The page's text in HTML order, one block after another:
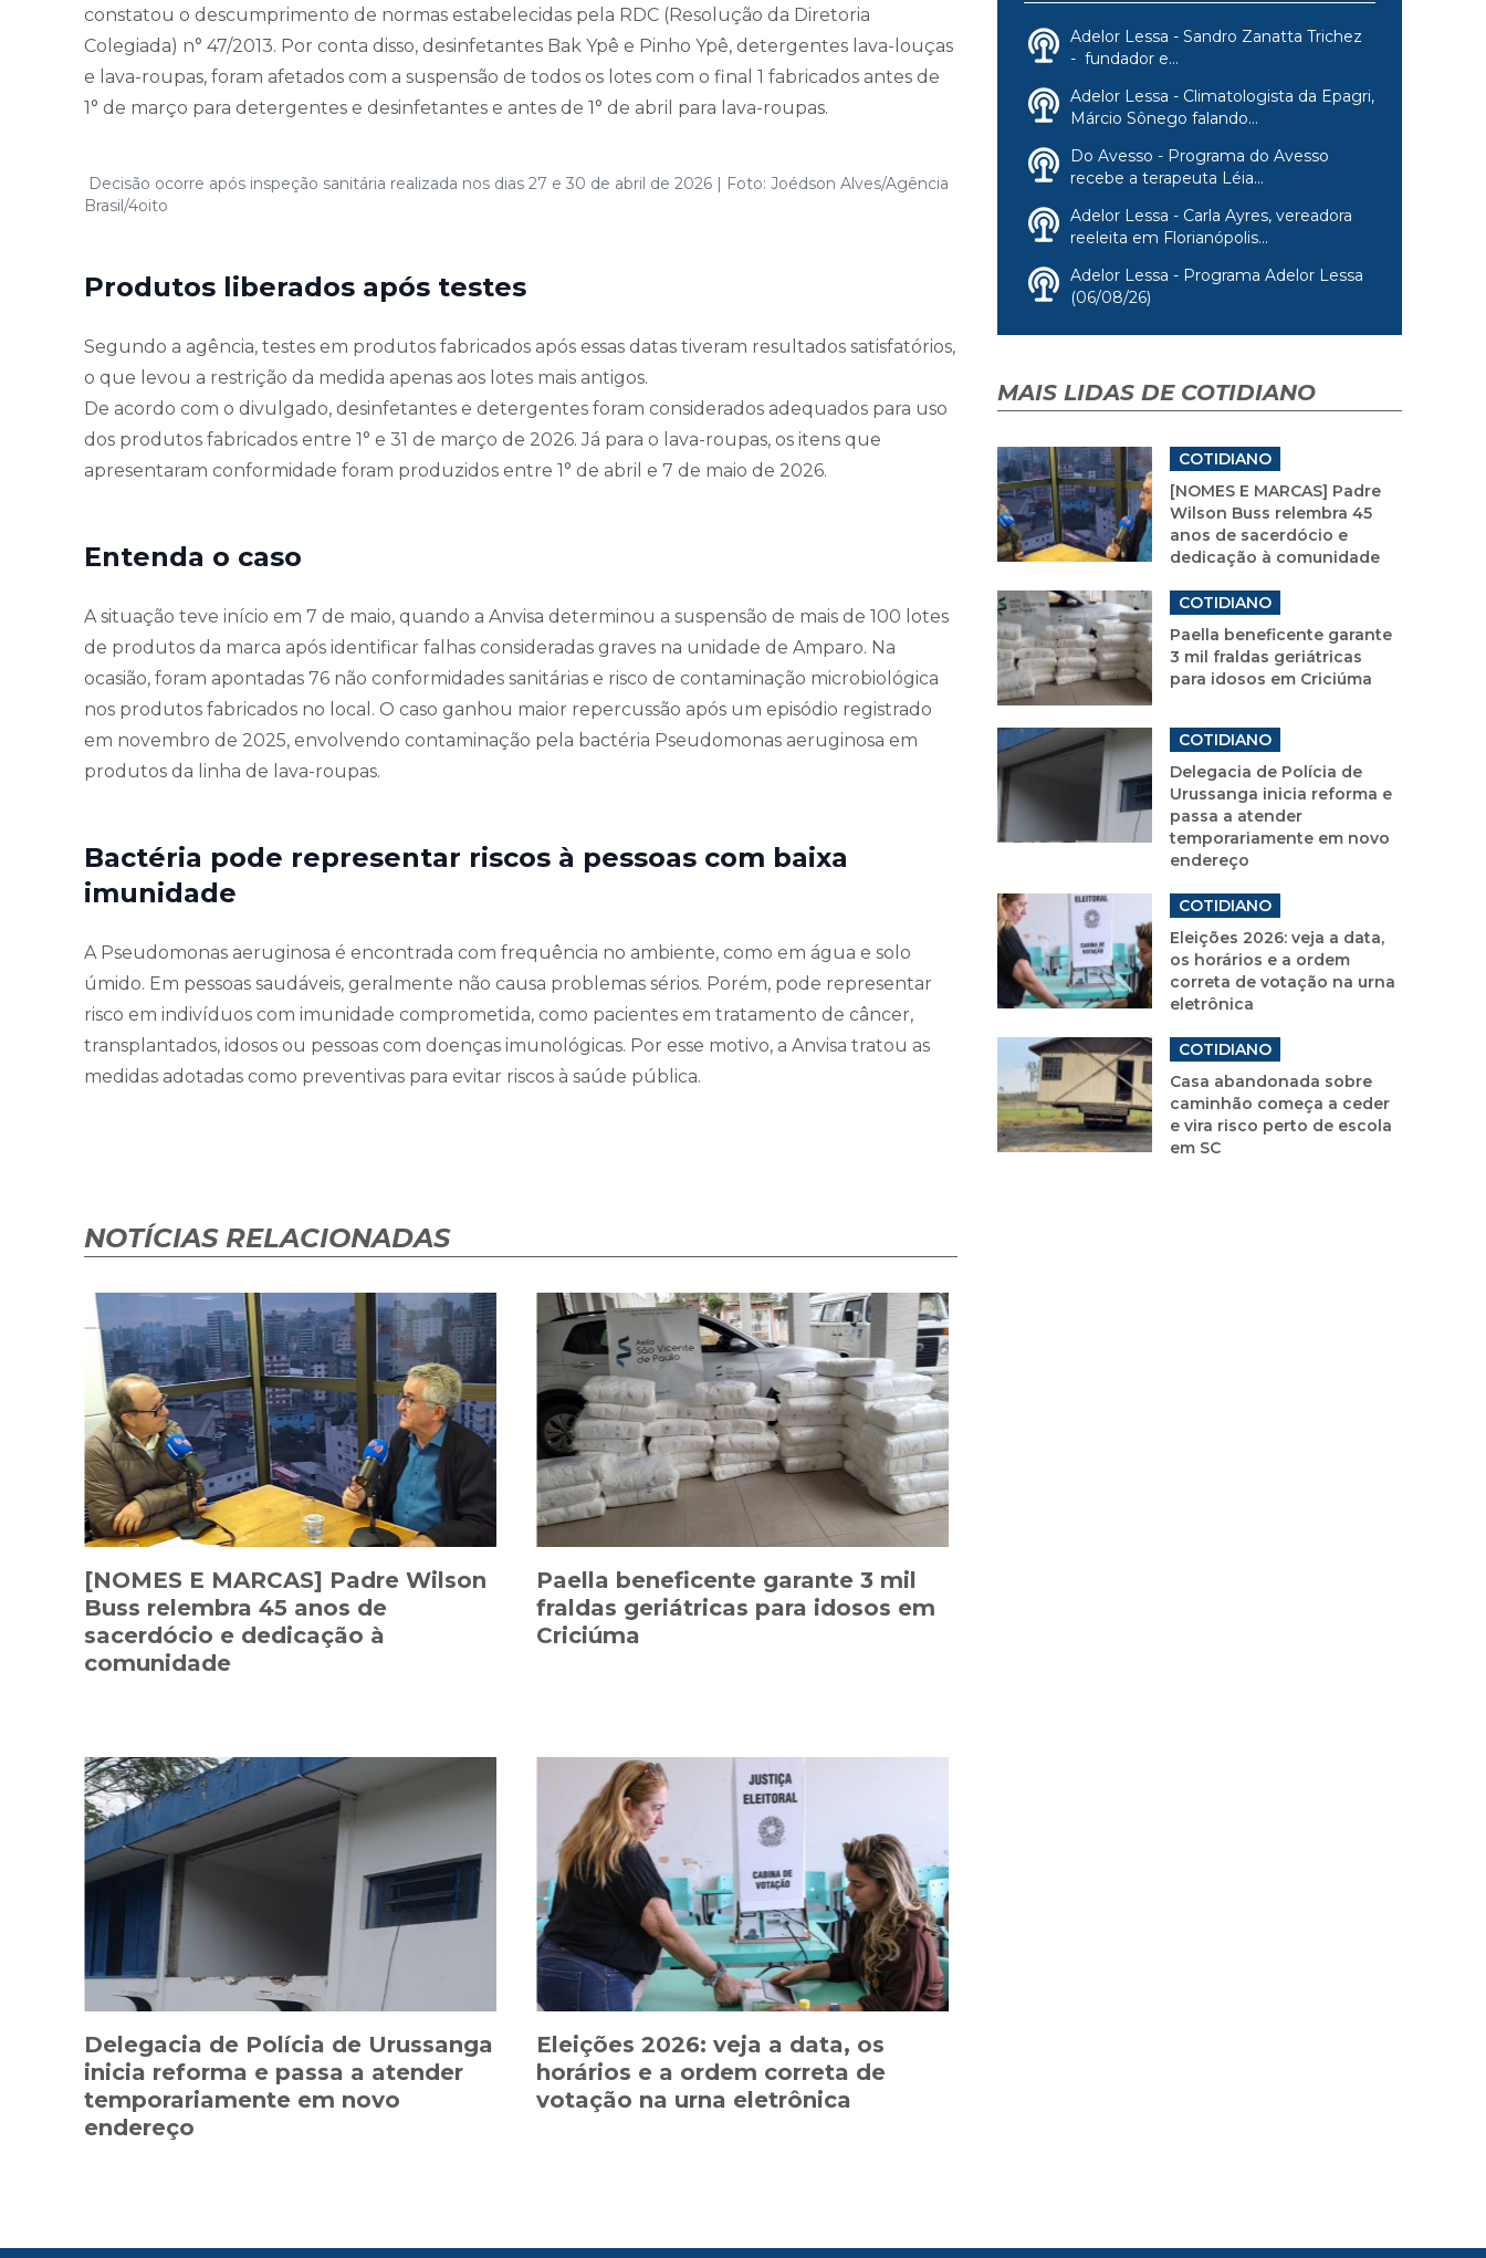
constatou o descumprimento de normas estabelecidas pela RDC (Resolução da Diretoria
Colegiada) n° 47/2013. Por conta disso, desinfetantes Bak Ypê e Pinho Ypê, detergentes lava-louças
e lava-roupas, foram afetados com a suspensão de todos os lotes com o final 1 fabricados antes de
1° de março para detergentes e desinfetantes e antes de 1° de abril para lava-roupas.
Decisão ocorre após inspeção sanitária realizada nos dias 27 e 30 de abril de 2026 | Foto: Joédson Alves/Agência
Brasil/4oito
Produtos liberados após testes
Segundo a agência, testes em produtos fabricados após essas datas tiveram resultados satisfatórios,
o que levou a restrição da medida apenas aos lotes mais antigos.
De acordo com o divulgado, desinfetantes e detergentes foram considerados adequados para uso
dos produtos fabricados entre 1° e 31 de março de 2026. Já para o lava-roupas, os itens que
apresentaram conformidade foram produzidos entre 1° de abril e 7 de maio de 2026.
Entenda o caso
A situação teve início em 7 de maio, quando a Anvisa determinou a suspensão de mais de 100 lotes
de produtos da marca após identificar falhas consideradas graves na unidade de Amparo. Na
ocasião, foram apontadas 76 não conformidades sanitárias e risco de contaminação microbiológica
nos produtos fabricados no local. O caso ganhou maior repercussão após um episódio registrado
em novembro de 2025, envolvendo contaminação pela bactéria Pseudomonas aeruginosa em
produtos da linha de lava-roupas.
Bactéria pode representar riscos à pessoas com baixa
imunidade
A Pseudomonas aeruginosa é encontrada com frequência no ambiente, como em água e solo
úmido. Em pessoas saudáveis, geralmente não causa problemas sérios. Porém, pode representar
risco em indivíduos com imunidade comprometida, como pacientes em tratamento de câncer,
transplantados, idosos ou pessoas com doenças imunológicas. Por esse motivo, a Anvisa tratou as
medidas adotadas como preventivas para evitar riscos à saúde pública.
NOTÍCIAS RELACIONADAS
[NOMES E MARCAS] Padre Wilson
Buss relembra 45 anos de
sacerdócio e dedicação à
comunidade
Paella beneficente garante 3 mil
fraldas geriátricas para idosos em
Criciúma
Delegacia de Polícia de Urussanga
inicia reforma e passa a atender
temporariamente em novo
endereço
Eleições 2026: veja a data, os
horários e a ordem correta de
votação na urna eletrônica
Adelor Lessa - Sandro Zanatta Trichez
- fundador e...
Adelor Lessa - Climatologista da Epagri,
Márcio Sônego falando...
Do Avesso - Programa do Avesso
recebe a terapeuta Léia...
Adelor Lessa - Carla Ayres, vereadora
reeleita em Florianópolis...
Adelor Lessa - Programa Adelor Lessa
(06/08/26)
MAIS LIDAS DE COTIDIANO
COTIDIANO
[NOMES E MARCAS] Padre
Wilson Buss relembra 45
anos de sacerdócio e
dedicação à comunidade
COTIDIANO
Paella beneficente garante
3 mil fraldas geriátricas
para idosos em Criciúma
COTIDIANO
Delegacia de Polícia de
Urussanga inicia reforma e
passa a atender
temporariamente em novo
endereço
COTIDIANO
Eleições 2026: veja a data,
os horários e a ordem
correta de votação na urna
eletrônica
COTIDIANO
Casa abandonada sobre
caminhão começa a ceder
e vira risco perto de escola
em SC